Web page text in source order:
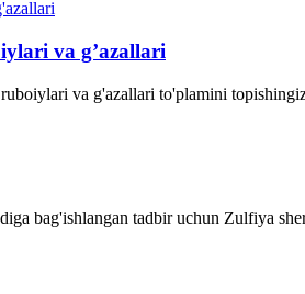
va g’azallari
va g'azallari to'plamini
bag'ishlangan tadbir uchun Zulfiya